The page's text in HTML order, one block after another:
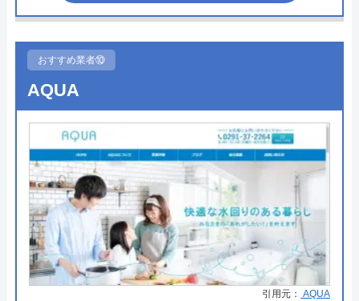
対応エリア
水110番のクチコミ on
件のクチコミ）
※クチコミの内容について
マイ箸毎日外食ボーイ
2 か月前
●受付時間 24時間
●定休日
●出張見積もり
●支払い方法
現金・集金・銀行振込・クレジッ
トカード
●累計実績 ―
●保証・保険 最大5年の保証あり
詳細は公式HPでご確認ください
水の生活トラブル救急車がおすすめの理由
おすすめ業者⑩
AQUA
引用元： AQUA